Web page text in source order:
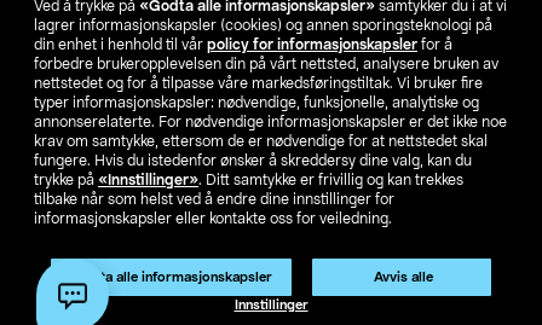
Ved å trykke på «Godta alle informasjonskapsler» samtykker du i at vi
lagrer informasjonskapsler (cookies) og annen sporingsteknologi på
din enhet i henhold til vår policy for informasjonskapsler for å
forbedre brukeropplevelsen din på vårt nettsted, analysere bruken av
nettstedet og for å tilpasse våre markedsføringstiltak. Vi bruker fire
typer informasjonskapsler: nødvendige, funksjonelle, analytiske og
annonserelaterte. For nødvendige informasjonskapsler er det ikke noe
krav om samtykke, ettersom de er nødvendige for at nettstedet skal
fungere. Hvis du istedenfor ønsker å skreddersy dine valg, kan du
trykke på «Innstillinger». Ditt samtykke er frivillig og kan trekkes
tilbake når som helst ved å endre dine innstillinger for
informasjonskapsler eller kontakte oss for veiledning.
Godta alle informasjonskapsler Avvis alle
Innstillinger
Våre selskaper
Finn din butikk
SE NO FI
Privacy statement Medlemsvilkår Kjøpsvilkår
For bedrifter
Endre til priser ekskl. moms